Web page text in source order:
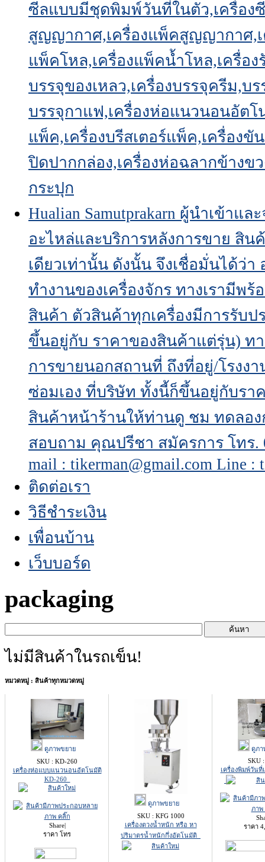
ซีลแบบมีชุดพิมพ์วันที่ในตัว,เครื่อง
สูญญากาศ,เครื่องแพ็คสูญญากาศ,
แพ็คโหล,เครื่องแพ็คน้ำโหล,เครื่อ
บรรจุของเหลว,เครื่องบรรจุครีม,บ
บรรจุกาแฟ,เครื่องห่อแนวนอนอัต
แพ็ค,เครื่องบรีสเตอร์แพ็ค,เครื่องขั
ปิดปากกล่อง,เครื่องห่อฉลากข้างข
กระปุก
Hualian Samutprakarn ผู้นำเข้าแ
อะไหล่และบริการหลังการขาย สิน
เดียวเท่านั้น ดังนั้น จึงเชื่อมั่นได้ว่
ทำงานของเครื่องจักร ทางเรามีพ
สินค้า ตัวสินค้าทุกเครื่องมีการรับป
ขึ้นอยู่กับ ราคาของสินค้าแต่รุ่น) ท
การขายนอกสถานที่ ถึงที่อยู่/โรงง
ซ่อมเอง ที่บริษัท ทั้งนี้ก็ขึ้นอยู่กับร
สินค้าหน้าร้านให้ท่านดู ชม ทดลอ
สอบถาม คุณปรีชา สมัครการ โทร.
mail : tikerman@gmail.com Line :
ติดต่อเรา
วิธีชำระเงิน
เพื่อนบ้าน
เว็บบอร์ด
packaging
ไม่มีสินค้าในรถเข็น!
หมวดหมู่ : สินค้าทุกหมวดหมู่
ดูภาพขยาย
SKU : KD-260
เครื่องห่อแบบแนวนอนอัตโนมัติ
KD-260
Share|
ราคา โทร
ดูภาพขยาย
SKU : KFG 1000
เครื่องตวงน้ำหนัก หรือ หา
ปริมาตรน้ำหนักกึ่งอัตโนมัติ
ดูภา
SKU
เครื่องพิมพ์วันที่
ราคา